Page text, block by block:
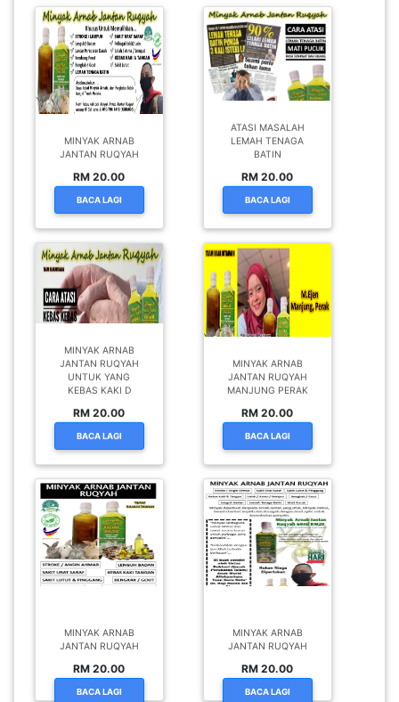
MINYAK ARNAB
JANTAN RUQYAH
RM 20.00
BACA LAGI
ATASI MASALAH
LEMAH TENAGA
BATIN
RM 20.00
BACA LAGI
MINYAK ARNAB
JANTAN RUQYAH
UNTUK YANG
KEBAS KAKI D
RM 20.00
BACA LAGI
MINYAK ARNAB
JANTAN RUQYAH
MANJUNG PERAK
RM 20.00
BACA LAGI
RM 20.00
BACA LAGI
RM 20.00
BACA LAGI